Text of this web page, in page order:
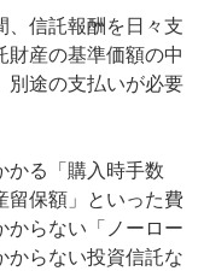
、信託報酬を日々支
財産の基準価額の中
別途の支払いが必要
かる「購入時手数
留保額」といった費
からない「ノーロー
からない投資信託な